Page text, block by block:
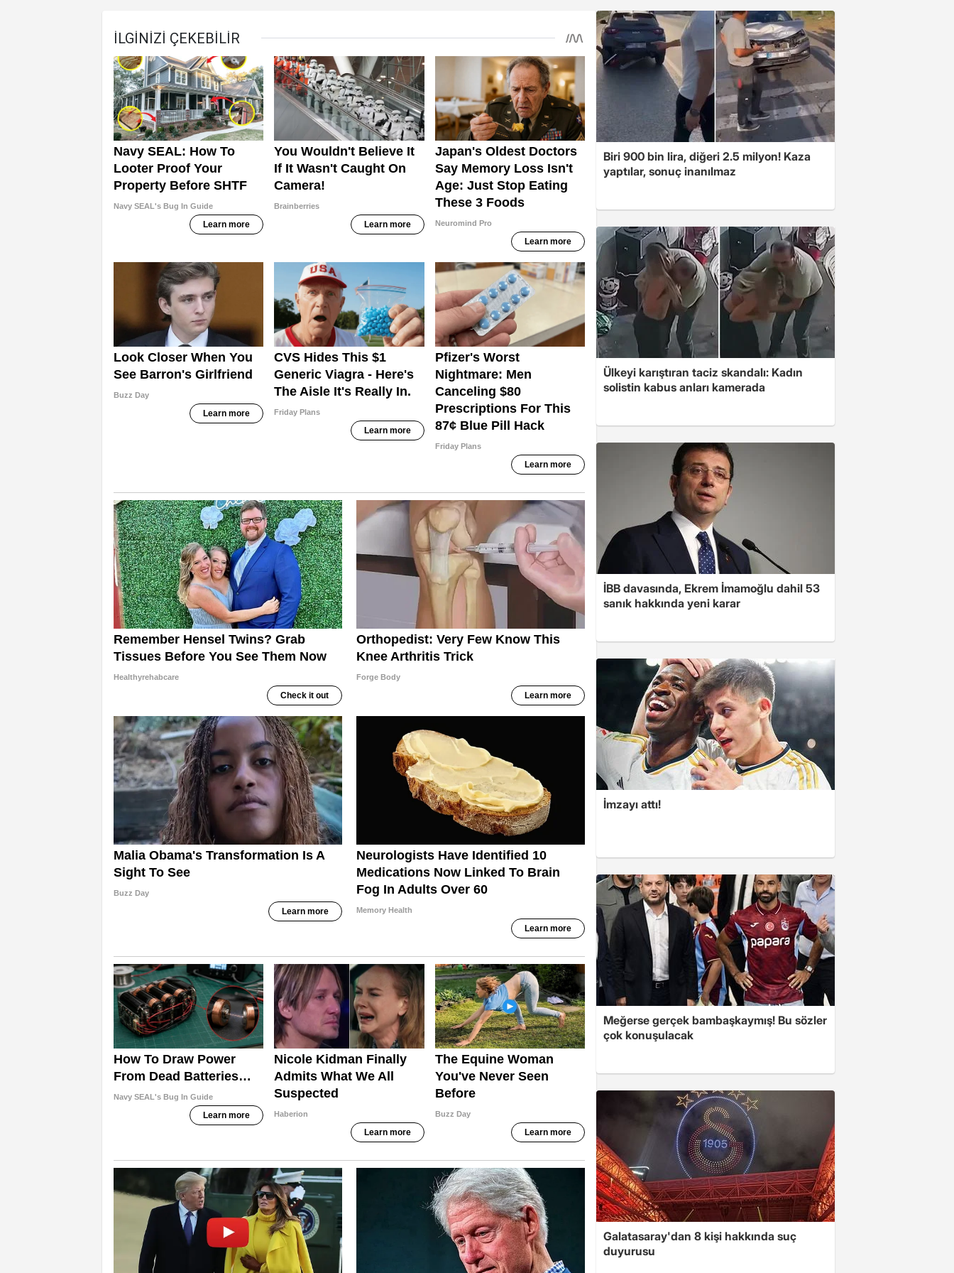
Biri 900 bin lira, diğeri 2.5 milyon! Kaza
yaptılar, sonuç inanılmaz
Ülkeyi karıştıran taciz skandalı: Kadın
solistin kabus anları kamerada
İBB davasında, Ekrem İmamoğlu dahil 53
sanık hakkında yeni karar
İmzayı attı!
Meğerse gerçek bambaşkaymış! Bu sözler
çok konuşulacak
Galatasaray'dan 8 kişi hakkında suç
duyurusu